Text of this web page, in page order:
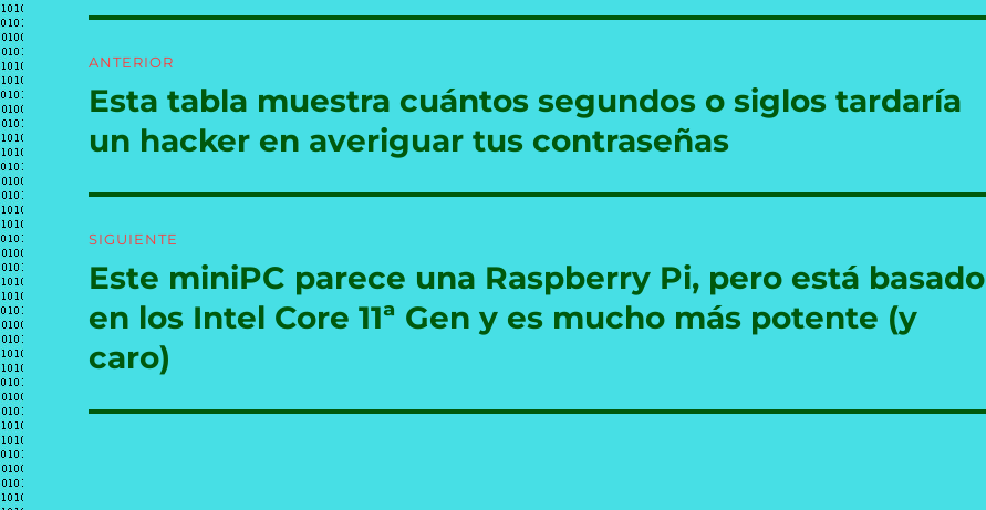
de
entradas
ANTERIOR
Entrada
anterior:
Esta tabla muestra cuántos segundos o siglos tardaría
un hacker en averiguar tus contraseñas
SIGUIENTE
Entrada
siguiente:
Este miniPC parece una Raspberry Pi, pero está basado
en los Intel Core 11ª Gen y es mucho más potente (y
caro)